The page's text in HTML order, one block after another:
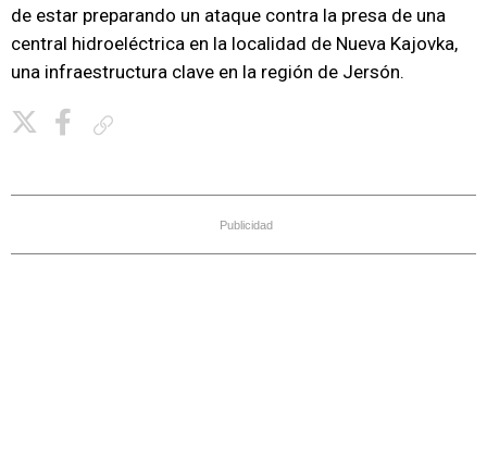
de estar preparando un ataque contra la presa de una
central hidroeléctrica en la localidad de Nueva Kajovka,
una infraestructura clave en la región de Jersón.
Publicidad